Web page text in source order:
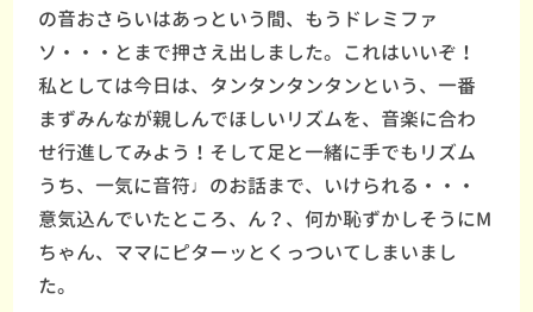
の音おさらいはあっという間、もうドレミファ
ソ・・・とまで押さえ出しました。これはいいぞ！
私としては今日は、タンタンタンタンという、一番
まずみんなが親しんでほしいリズムを、音楽に合わ
せ行進してみよう！そして足と一緒に手でもリズム
うち、一気に音符♩のお話まで、いけられる・・・
意気込んでいたところ、ん？、何か恥ずかしそうにM
ちゃん、ママにピターッとくっついてしまいまし
た。